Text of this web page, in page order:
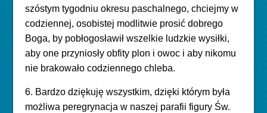
szóstym tygodniu okresu paschalnego, chciejmy w
codziennej, osobistej modlitwie prosić dobrego
Boga, by pobłogosławił wszelkie ludzkie wysiłki,
aby one przyniosły obfity plon i owoc i aby nikomu
nie brakowało codziennego chleba.
6. Bardzo dziękuję wszystkim, dzięki którym była
możliwa peregrynacja w naszej parafii figury Św.